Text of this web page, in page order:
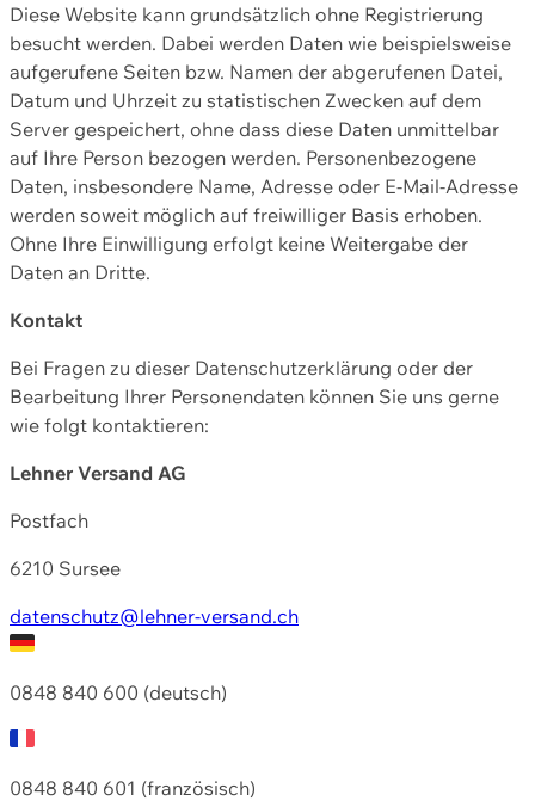
Diese Website kann grundsätzlich ohne Registrierung
besucht werden. Dabei werden Daten wie beispielsweise
aufgerufene Seiten bzw. Namen der abgerufenen Datei,
Datum und Uhrzeit zu statistischen Zwecken auf dem
Server gespeichert, ohne dass diese Daten unmittelbar
auf Ihre Person bezogen werden. Personenbezogene
Daten, insbesondere Name, Adresse oder E-Mail-Adresse
werden soweit möglich auf freiwilliger Basis erhoben.
Ohne Ihre Einwilligung erfolgt keine Weitergabe der
Daten an Dritte.
Kontakt
Bei Fragen zu dieser Datenschutzerklärung oder der
Bearbeitung Ihrer Personendaten können Sie uns gerne
wie folgt kontaktieren:
Lehner Versand AG
Postfach
6210 Sursee
datenschutz@lehner-versand.ch
0848 840 600 (deutsch)
0848 840 601 (französisch)